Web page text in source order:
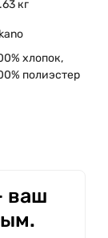
сухая
кг
хлопок,
полиэстер
ваш